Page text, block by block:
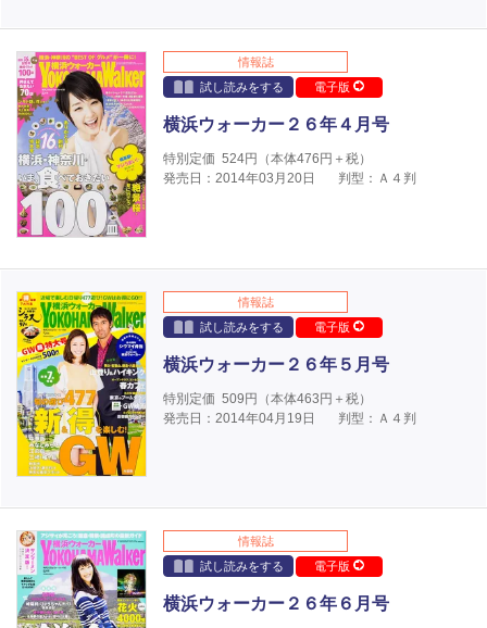
情報誌
試し読みをする
電子版
横浜ウォーカー２６年４月号
特別定価 524円（本体476円＋税）
発売日：2014年03月20日
判型：Ａ４判
情報誌
試し読みをする
電子版
横浜ウォーカー２６年５月号
特別定価 509円（本体463円＋税）
発売日：2014年04月19日
判型：Ａ４判
情報誌
試し読みをする
電子版
横浜ウォーカー２６年６月号